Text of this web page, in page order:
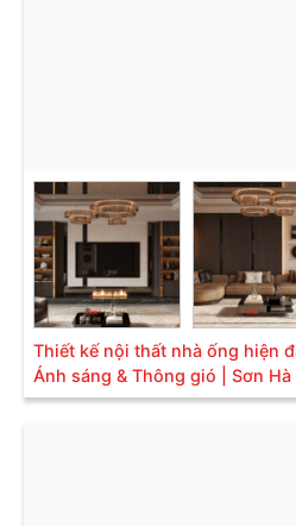
Thiết kế nội thất nhà ống hiện
Ánh sáng & Thông gió | Sơn